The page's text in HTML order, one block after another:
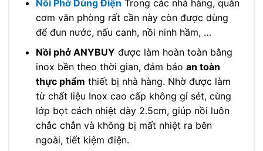
Nồi Phở Dùng Điện Trong các nhà hàng, quán
cơm văn phòng rất cần này còn được dùng
để đun nước, nấu canh, nồi ninh hầm, …
Nồi phở ANYBUY được làm hoàn toàn bằng
inox bền theo thời gian, đảm bảo an toàn
thực phẩm thiết bị nhà hàng. Nhờ được làm
từ chất liệu Inox cao cấp không gỉ sét, cùng
lớp bọt cách nhiệt dày 2.5cm, giúp nồi luôn
chắc chắn và không bị mất nhiệt ra bên
ngoài, tiết kiệm điện.